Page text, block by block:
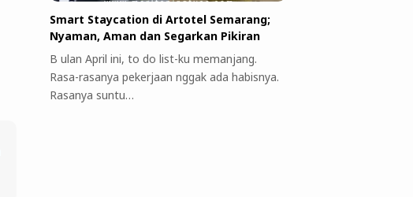
Smart Staycation di Artotel Semarang;
Nyaman, Aman dan Segarkan Pikiran
B ulan April ini, to do list-ku memanjang.
Rasa-rasanya pekerjaan nggak ada habisnya.
Rasanya suntu…